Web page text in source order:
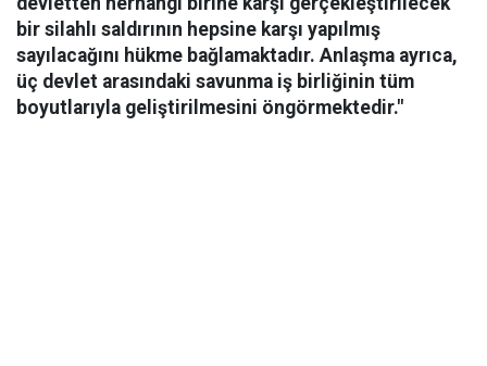
bir silahlı saldırının hepsine karşı yapılmış
sayılacağını hükme bağlamaktadır. Anlaşma ayrıca,
üç devlet arasındaki savunma iş birliğinin tüm
boyutlarıyla geliştirilmesini öngörmektedir."